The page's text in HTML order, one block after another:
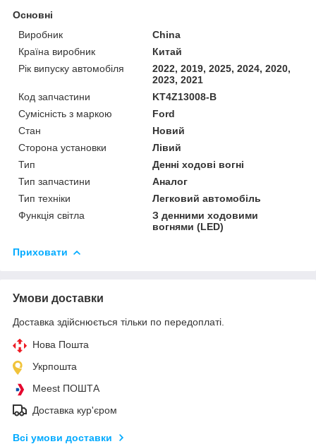
Основні
Виробник
China
Країна виробник
Китай
Рік випуску автомобіля
2022, 2019, 2025, 2024, 2020,
2023, 2021
Код запчастини
KT4Z13008-B
Сумісність з маркою
Ford
Стан
Новий
Сторона установки
Лівий
Тип
Денні ходові вогні
Тип запчастини
Аналог
Тип техніки
Легковий автомобіль
Функція світла
З денними ходовими
вогнями (LED)
Приховати
Умови доставки
Доставка здійснюється тільки по передоплаті.
Нова Пошта
Укрпошта
Meest ПОШТА
Доставка кур'єром
Всі умови доставки